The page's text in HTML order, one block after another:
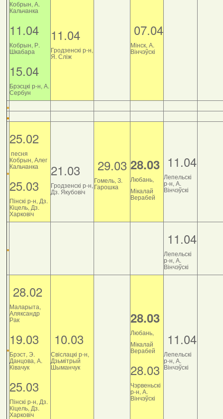
Кобрын, А.
Кальчанка
11.04
Кобрын, Р.
Шкабара
15.04
Брэсцкі р-н, А.
Сербун
11.04
Гродзенскі р-н,
Я. Сліж
07.04
Мінск, А.
Вінчэўскі
25.02
песня
Кобрын, Алег
Кальчанка
25.03
Пінскі р-н, Дз.
Кіцель, Дз.
Харковіч
21.03
Гродзенскі р-н,
Дз. Якубовіч
29.03
Гомель, З.
Гарошка
28.03
Любань,
Мікалай
Верабей
11.04
Лепельскі
р-н, А.
Вінчэўскі
11.04
Лепельскі
р-н, А.
Вінчэўскі
28.02
Маларыта,
Аляксандр
Рак
19.03
Брэст, Э.
Данцова, А.
Ківачук
25.03
Пінскі р-н, Дз.
Кіцель, Дз.
Харковіч
10.03
Свіслацкі р-н,
Дзьмітрый
Шыманчук
28.03
Любань,
Мікалай
Верабей
28.03
Чэрвеньскі
р-н, А.
Вінчэўскі
11.04
Лепельскі
р-н, А.
Вінчэўскі